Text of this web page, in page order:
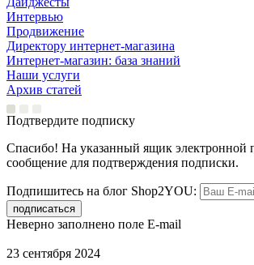
Интервью
Продвижение
Директору интернет-магазина
Интернет-магазин: база знаний
Наши услуги
Архив статей
Подтвердите подписку
Спасибо! На указанный ящик электронной
сообщение для подтверждения подписки.
Подпишитесь на блог Shop2YOU:
Неверно заполнено поле E-mail
23 сентября 2024